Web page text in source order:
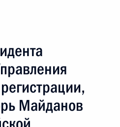
Майданов